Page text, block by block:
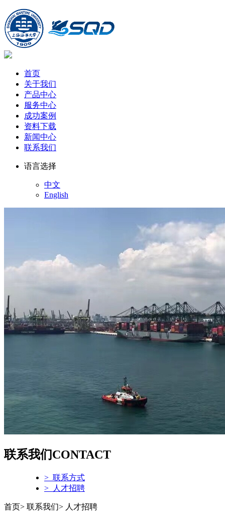
首页
关于我们
产品中心
服务中心
成功案例
资料下载
新闻中心
联系我们
语言选择
中文
English
联系我们CONTACT
> 联系方式
> 人才招聘
首页> 联系我们> 人才招聘